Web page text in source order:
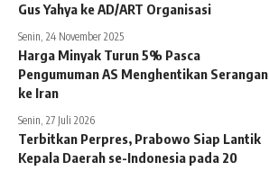
Gus Yahya ke AD/ART Organisasi
Senin, 24 November 2025
Harga Minyak Turun 5% Pasca
Pengumuman AS Menghentikan Serangan
ke Iran
Senin, 27 Juli 2026
Terbitkan Perpres, Prabowo Siap Lantik
Kepala Daerah se-Indonesia pada 20